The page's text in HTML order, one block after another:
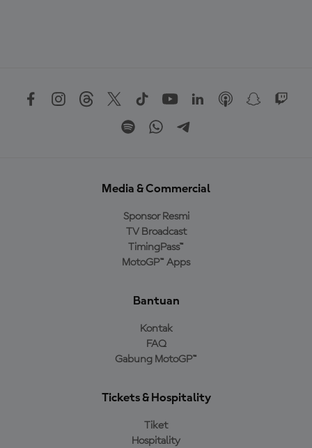
Media & Commercial
Sponsor Resmi
TV Broadcast
TimingPass™
MotoGP™ Apps
Bantuan
Kontak
FAQ
Gabung MotoGP™
Tickets & Hospitality
Tiket
Hospitality